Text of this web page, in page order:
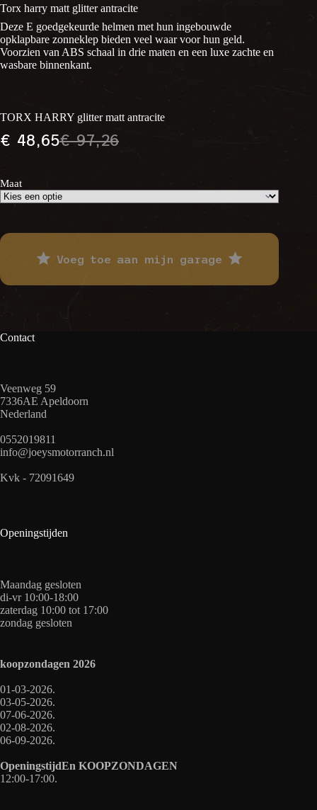
Torx harry matt glitter antracite
Deze E goedgekeurde helmen met hun ingebouwde
opklapbare zonneklep bieden veel waar voor hun geld.
Voorzien van ABS schaal in drie maten en een luxe zachte en
wasbare binnenkant.
TORX HARRY glitter matt antracite
€97,26
Oorspronkelijke
€48,65Huidige
Maat
Voeg toe aan mijn garage
Contact
Veenweg 59
7336AE Apeldoorn
Nederland
0552019811
info@joeysmotorranch.nl
Kvk - 72091649
Openingstijden
Maandag gesloten
di-vr 10:00-18:00
zaterdag 10:00 tot 17:00
zondag gesloten
koopzondagen 2026
01-03-2026.
03-05-2026.
07-06-2026.
02-08-2026.
06-09-2026.
OpeningstijdEn KOOPZONDAGEN
12:00-17:00.